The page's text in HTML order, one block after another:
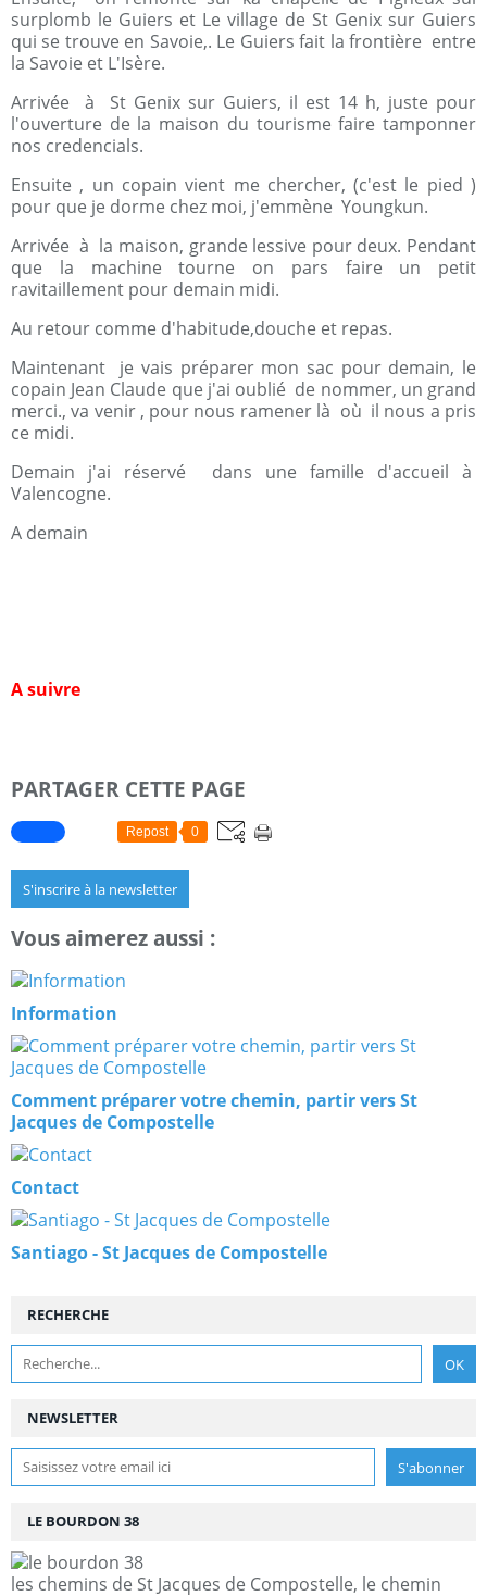
surplomb le Guiers et Le village de St Genix sur Guiers
qui se trouve en Savoie,. Le Guiers fait la frontière entre
la Savoie et L'Isère.
Arrivée à St Genix sur Guiers, il est 14 h, juste pour
l'ouverture de la maison du tourisme faire tamponner
nos credencials.
Ensuite , un copain vient me chercher, (c'est le pied )
pour que je dorme chez moi, j'emmène Youngkun.
Arrivée à la maison, grande lessive pour deux. Pendant
que la machine tourne on pars faire un petit
ravitaillement pour demain midi.
Au retour comme d'habitude,douche et repas.
Maintenant je vais préparer mon sac pour demain, le
copain Jean Claude que j'ai oublié de nommer, un grand
merci., va venir , pour nous ramener là où il nous a pris
ce midi.
Demain j'ai réservé dans une famille d'accueil à
Valencogne.
A demain
A suivre
PARTAGER CETTE PAGE
Repost 0
S'inscrire à la newsletter
Vous aimerez aussi :
Information
Comment préparer votre chemin, partir vers St
Jacques de Compostelle
Contact
Santiago - St Jacques de Compostelle
NEWSLETTER
RECHERCHE
LE BOURDON 38
les chemins de St Jacques de Compostelle, le chemin